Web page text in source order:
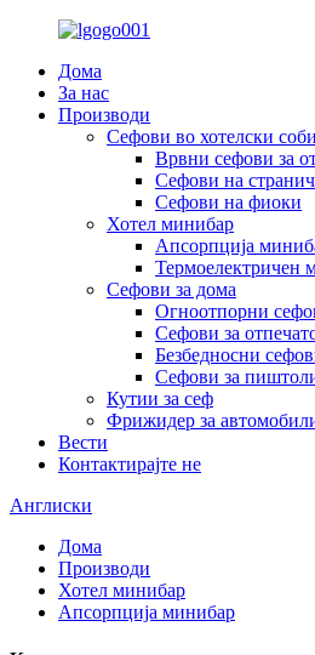
Дома
За нас
Производи
Сефови во хотелски соби
Врвни сефови за
Сефови на
Сефови на фиоки
Хотел минибар
Апсорпција
Термоелектричен
Сефови за дома
Огноотпорни
Сефови за
Безбедносни
Сефови за
Кутии за сеф
Фрижидер за
Вести
Контактирајте не
Англиски
Дома
Производи
Хотел минибар
Апсорпција минибар